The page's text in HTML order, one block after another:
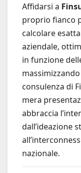
Affidarsi a
proprio fianco
calcolare
aziendale,
in funzione
consulenza di
mera
abbraccia
dall’ideazione
nazionale.